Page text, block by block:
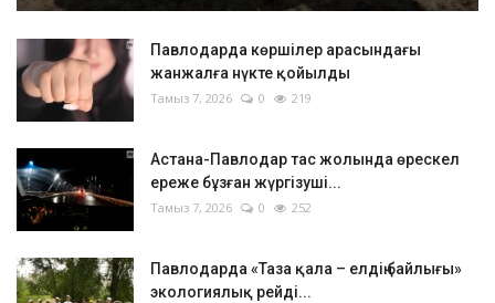
Павлодарда көршілер арасындағы
жанжалға нүкте қойылды
Тамыз 7, 2026 0 219
Астана-Павлодар тас жолында өрескел
ереже бұзған жүргізуші...
Тамыз 7, 2026 0 252
Павлодарда «Таза қала – елдің байлығы»
экологиялық рейді...